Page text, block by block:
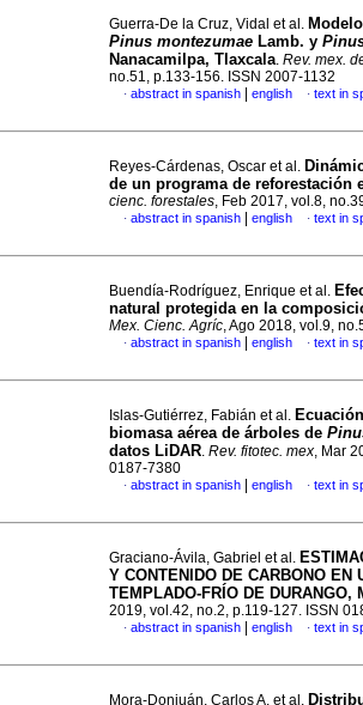
Guerra-De la Cruz, Vidal et al.
Pinus montezumae Lamb. y
Nanacamilpa, Tlaxcala. Rev. mex.
no.51, p.133-156. ISSN 2007-1132
· abstract in spanish english · text in
Reyes-Cárdenas, Oscar et al.
de un programa de reforestación
cienc. forestales, Feb 2017, vol.8,
· abstract in spanish english · text in
Buendía-Rodríguez, Enrique et al.
natural protegida en la
Mex. Cienc. Agríc, Ago 2018, vol.9,
· abstract in spanish english · text in
Islas-Gutiérrez, Fabián et al.
biomasa aérea de árboles de
datos LiDAR. Rev. fitotec. mex, Mar
0187-7380
· abstract in spanish english · text in
Graciano-Ávila, Gabriel et al.
Y CONTENIDO DE CARBONO EN
TEMPLADO-FRÍO DE DURANGO,
2019, vol.42, no.2, p.119-127. ISSN
· abstract in spanish english · text in
Mora-Donjuán, Carlos A. et al.